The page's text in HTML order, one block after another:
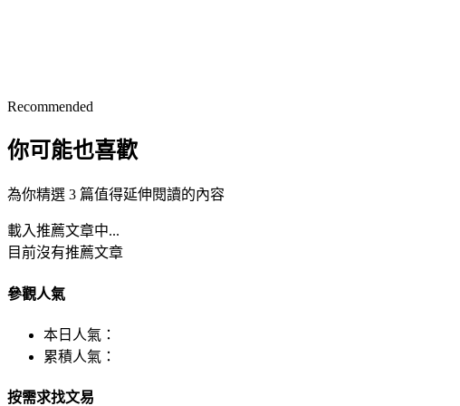
Recommended
你可能也喜歡
為你精選 3 篇值得延伸閱讀的內容
載入推薦文章中...
目前沒有推薦文章
參觀人氣
本日人氣：
累積人氣：
按需求找文易